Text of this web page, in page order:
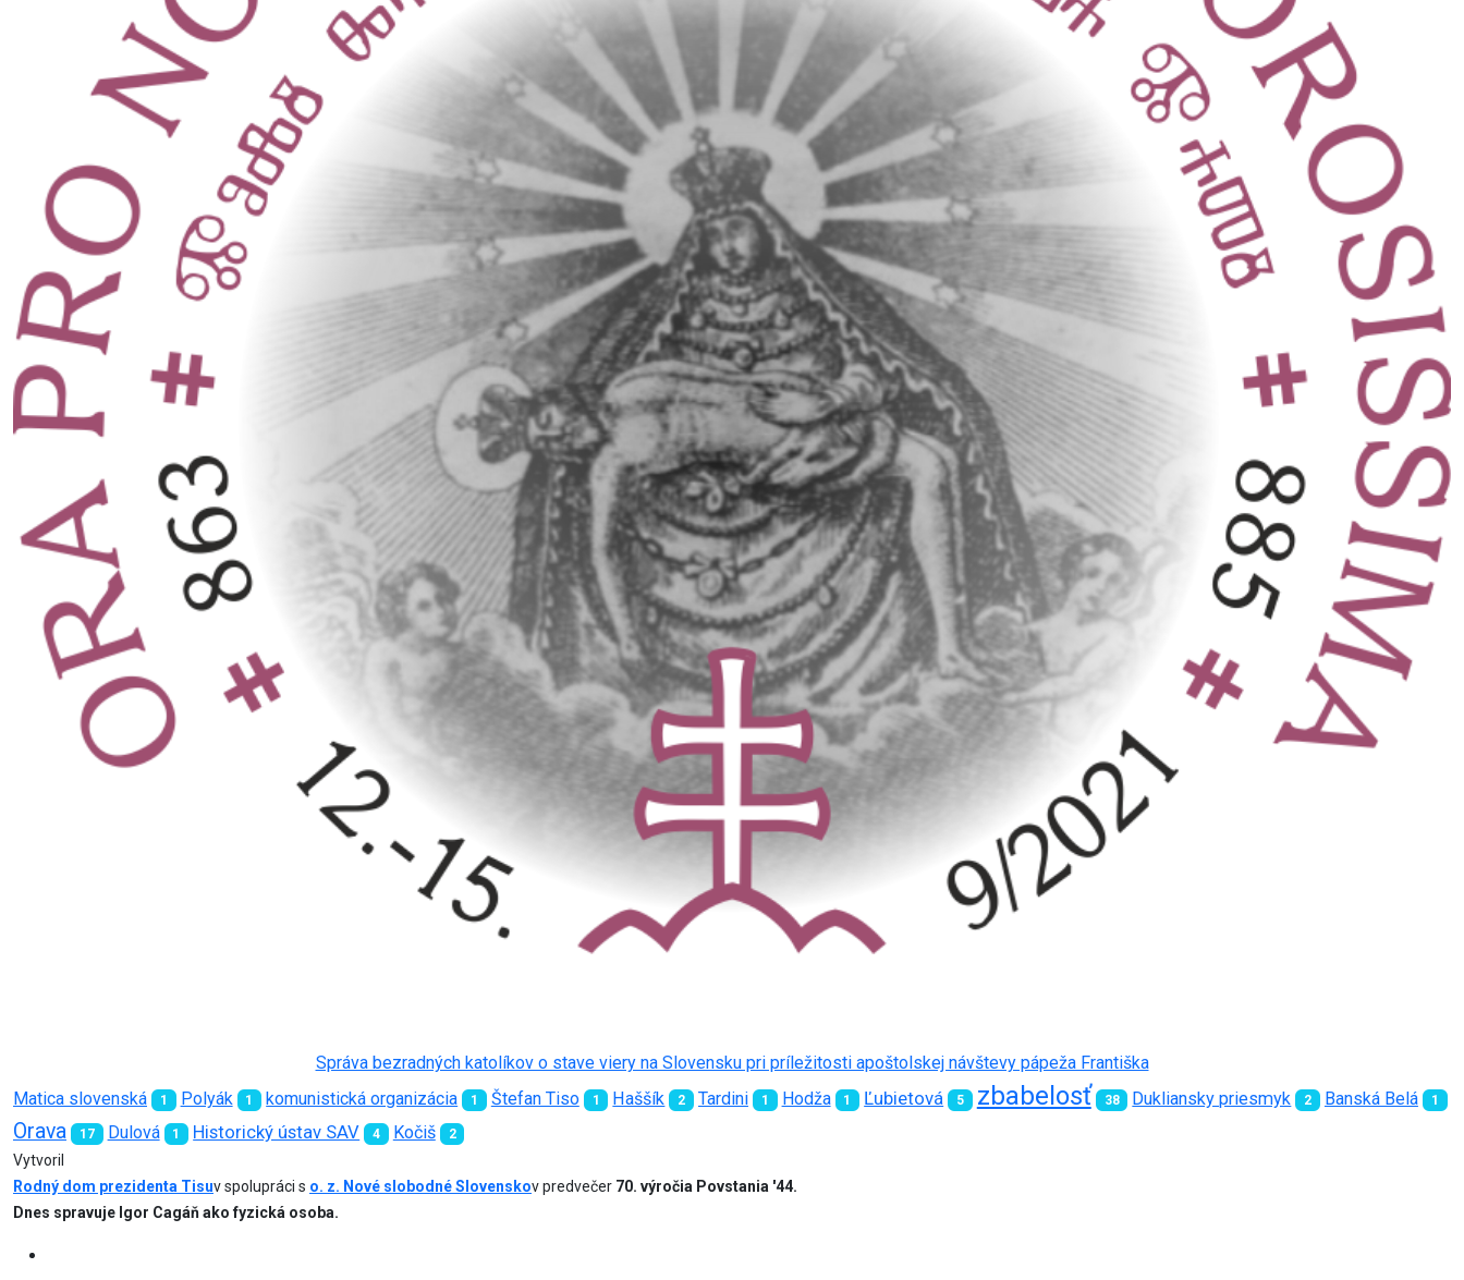
Správa bezradných katolíkov o stave viery na Slovensku pri príležitosti apoštolskej návštevy pápeža Františka
Matica slovenská
1 Polyák 1 komunistická organizácia 1 Štefan Tiso 1 Haššík 2 Tardini 1 Hodža 1 Ľubietová 5 zbabelosť 38 Dukliansky priesmyk 2 Banská Belá 1
Orava 17 Dulová 1 Historický ústav SAV 4 Kočiš 2
Vytvoril
Rodný dom prezidenta Tisuv spolupráci s o. z. Nové slobodné Slovenskov predvečer 70. výročia Povstania '44.
Dnes spravuje Igor Cagáň ako fyzická osoba.